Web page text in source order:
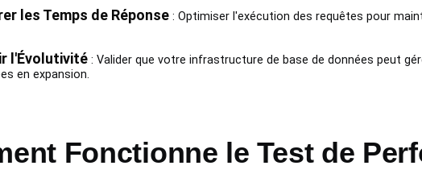
les Temps de Réponse: Optimiser l'exécution des requêtes pour
l'Évolutivité: Valider que votre infrastructure de base de données peut
en expansion.
Fonctionne le Test de